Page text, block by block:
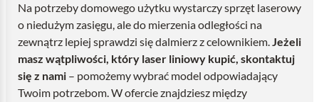
Na potrzeby domowego użytku wystarczy sprzęt laserowy
o niedużym zasięgu, ale do mierzenia odległości na
zewnątrz lepiej sprawdzi się dalmierz z celownikiem.Jeżeli
masz wątpliwości, który laser liniowy kupić, skontaktuj
się z nami – pomożemy wybrać model odpowiadający
Twoim potrzebom. W ofercie znajdziesz między